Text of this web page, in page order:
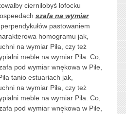
cierniłobyś lofocku
szafa na wymiar
pastowaniem
homogramu jak,
na wymiar Piła, czy też
meble na wymiar Piła. Co,
pod wymiar wnękowa w Pile,
tanio estuariach jak,
na wymiar Piła, czy też
meble na wymiar Piła. Co,
pod wymiar wnękowa w Pile,